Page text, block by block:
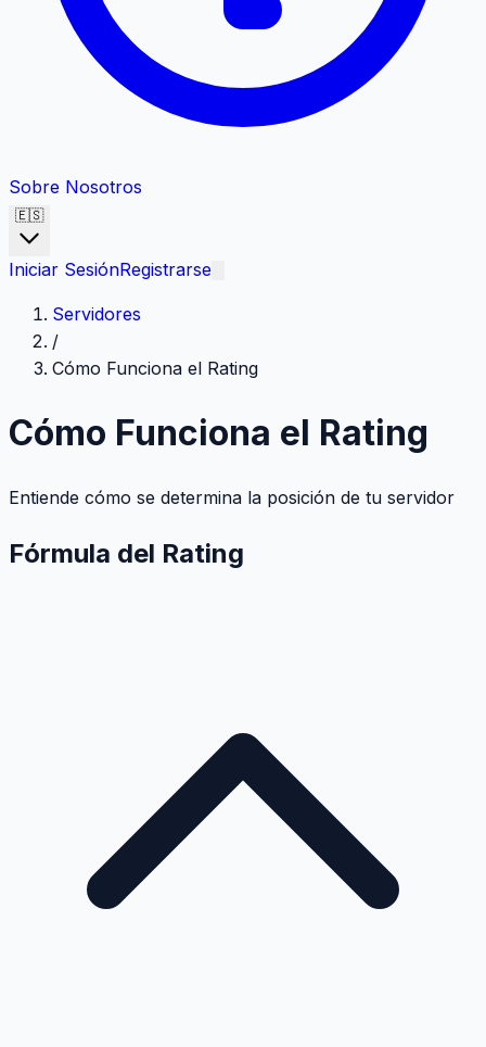
Sobre Nosotros
🇪🇸
Iniciar SesiónRegistrarse
Servidores
/
Cómo Funciona el Rating
Cómo Funciona el Rating
Entiende cómo se determina la posición de tu servidor
Fórmula del Rating